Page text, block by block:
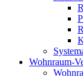
Wohnraum-